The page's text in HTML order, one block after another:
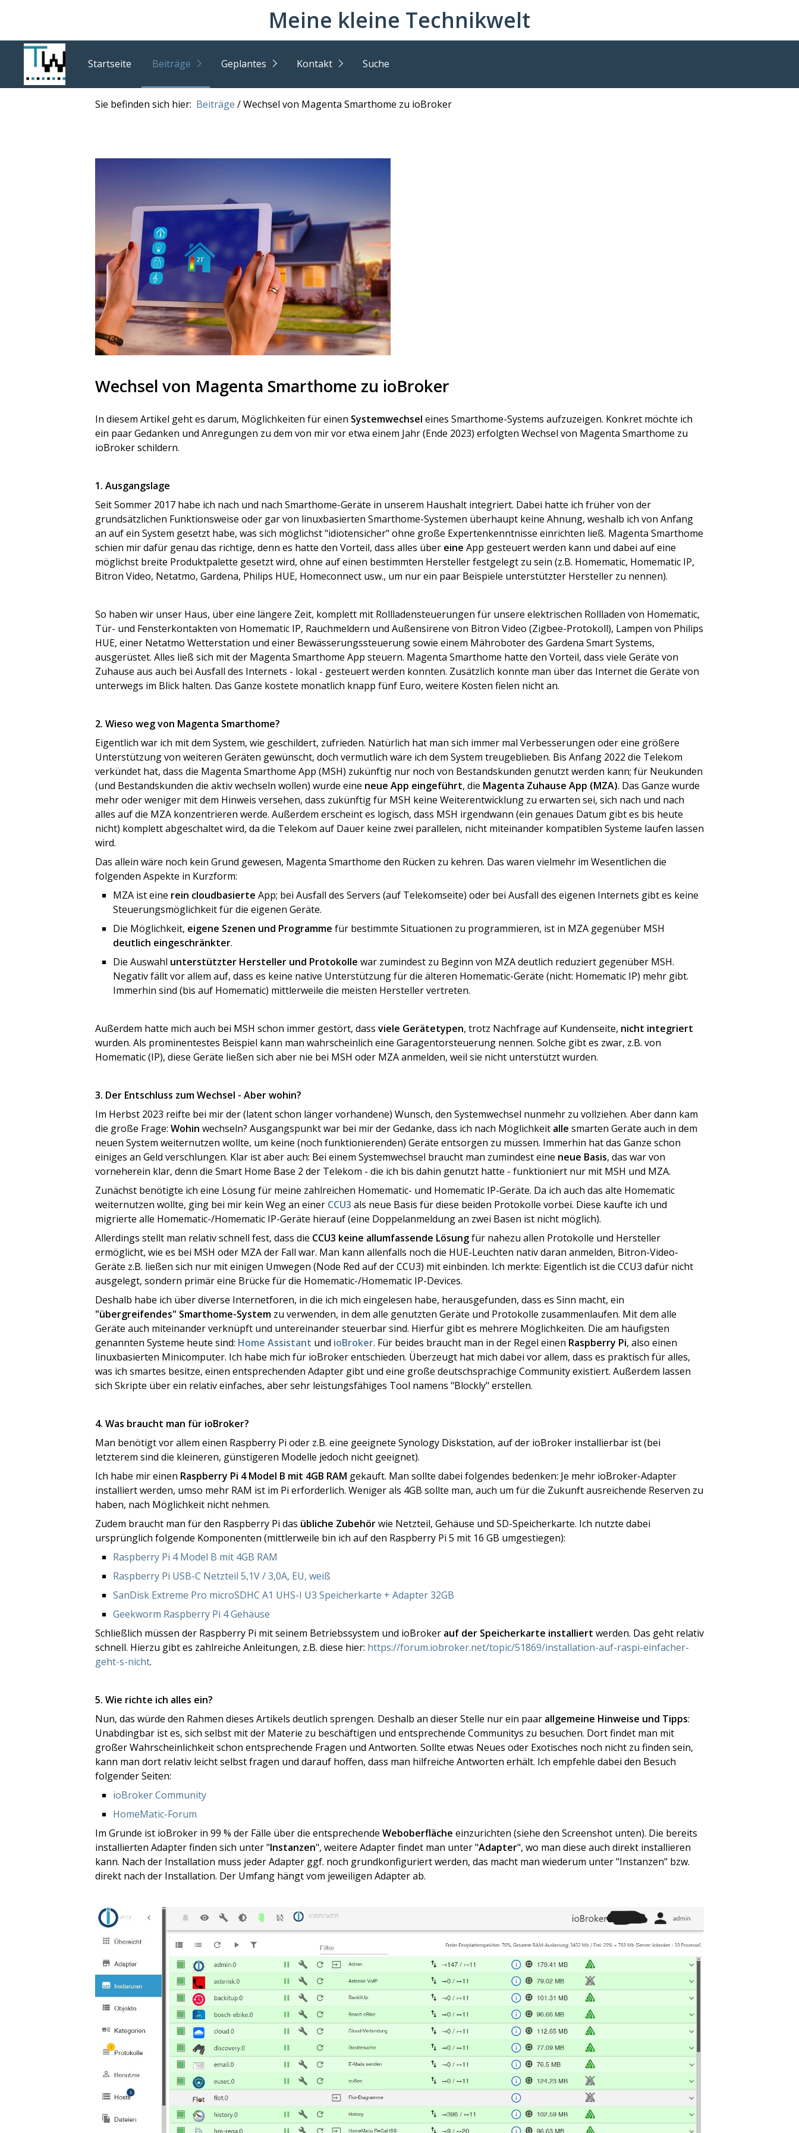
Meine kleine Technikwelt
Startseite Beiträge Geplantes Kontakt Suche
Sie befinden sich hier: Beiträge /Wechsel von Magenta Smarthome zu ioBroker
Wechsel von Magenta Smarthome zu ioBroker
In diesem Artikel geht es darum, Möglichkeiten für einen Systemwechsel eines Smarthome-Systems aufzuzeigen. Konkret möchte ich
ein paar Gedanken und Anregungen zu dem von mir vor etwa einem Jahr (Ende 2023) erfolgten Wechsel von Magenta Smarthome zu
ioBroker schildern.
​1. Ausgangslage
Seit Sommer 2017 habe ich nach und nach Smarthome-Geräte in unserem Haushalt integriert. Dabei hatte ich früher von der
grundsätzlichen Funktionsweise oder gar von linuxbasierten Smarthome-Systemen überhaupt keine Ahnung, weshalb ich von Anfang
an auf ein System gesetzt habe, was sich möglichst "idiotensicher" ohne große Expertenkenntnisse einrichten ließ. Magenta Smarthome
schien mir dafür genau das richtige, denn es hatte den Vorteil, dass alles über eine App gesteuert werden kann und dabei auf eine
möglichst breite Produktpalette gesetzt wird, ohne auf einen bestimmten Hersteller festgelegt zu sein (z.B. Homematic, Homematic IP,
Bitron Video, Netatmo, Gardena, Philips HUE, Homeconnect usw., um nur ein paar Beispiele unterstützter Hersteller zu nennen).
So haben wir unser Haus, über eine längere Zeit, komplett mit Rollladensteuerungen für unsere elektrischen Rollladen von Homematic,
Tür- und Fensterkontakten von Homematic IP, Rauchmeldern und Außensirene von Bitron Video (Zigbee-Protokoll), Lampen von Philips
HUE, einer Netatmo Wetterstation und einer Bewässerungssteuerung sowie einem Mähroboter des Gardena Smart Systems,
ausgerüstet. Alles ließ sich mit der Magenta Smarthome App steuern. Magenta Smarthome hatte den Vorteil, dass viele Geräte von
Zuhause aus auch bei Ausfall des Internets - lokal - gesteuert werden konnten. Zusätzlich konnte man über das Internet die Geräte von
unterwegs im Blick halten. Das Ganze kostete monatlich knapp fünf Euro, weitere Kosten fielen nicht an.
2. Wieso weg von Magenta Smarthome?
Eigentlich war ich mit dem System, wie geschildert, zufrieden. Natürlich hat man sich immer mal Verbesserungen oder eine größere
Unterstützung von weiteren Geräten gewünscht, doch vermutlich wäre ich dem System treugeblieben. Bis Anfang 2022 die Telekom
verkündet hat, dass die Magenta Smarthome App (MSH) zukünftig nur noch von Bestandskunden genutzt werden kann; für Neukunden
(und Bestandskunden die aktiv wechseln wollen) wurde eine neue App eingeführt, die Magenta Zuhause App (MZA). Das Ganze wurde
mehr oder weniger mit dem Hinweis versehen, dass zukünftig für MSH keine Weiterentwicklung zu erwarten sei, sich nach und nach
alles auf die MZA konzentrieren werde. Außerdem erscheint es logisch, dass MSH irgendwann (ein genaues Datum gibt es bis heute
nicht) komplett abgeschaltet wird, da die Telekom auf Dauer keine zwei parallelen, nicht miteinander kompatiblen Systeme laufen lassen
wird.
Das allein wäre noch kein Grund gewesen, Magenta Smarthome den Rücken zu kehren. Das waren vielmehr im Wesentlichen die
folgenden Aspekte in Kurzform:
MZA ist eine rein cloudbasierte App; bei Ausfall des Servers (auf Telekomseite) oder bei Ausfall des eigenen Internets gibt es keine
Steuerungsmöglichkeit für die eigenen Geräte.
Die Möglichkeit, eigene Szenen und Programme für bestimmte Situationen zu programmieren, ist in MZA gegenüber MSH
deutlich eingeschränkter.
Die Auswahl unterstützter Hersteller und Protokolle war zumindest zu Beginn von MZA deutlich reduziert gegenüber MSH.
Negativ fällt vor allem auf, dass es keine native Unterstützung für die älteren Homematic-Geräte (nicht: Homematic IP) mehr gibt.
Immerhin sind (bis auf Homematic) mittlerweile die meisten Hersteller vertreten.
Außerdem hatte mich auch bei MSH schon immer gestört, dass viele Gerätetypen, trotz Nachfrage auf Kundenseite, nicht integriert
wurden. Als prominentestes Beispiel kann man wahrscheinlich eine Garagentorsteuerung nennen. Solche gibt es zwar, z.B. von
Homematic (IP), diese Geräte ließen sich aber nie bei MSH oder MZA anmelden, weil sie nicht unterstützt wurden.
3. Der Entschluss zum Wechsel - Aber wohin?
Im Herbst 2023 reifte bei mir der (latent schon länger vorhandene) Wunsch, den Systemwechsel nunmehr zu vollziehen. Aber dann kam
die große Frage: Wohin wechseln? Ausgangspunkt war bei mir der Gedanke, dass ich nach Möglichkeit alle smarten Geräte auch in dem
neuen System weiternutzen wollte, um keine (noch funktionierenden) Geräte entsorgen zu müssen. Immerhin hat das Ganze schon
einiges an Geld verschlungen. Klar ist aber auch: Bei einem Systemwechsel braucht man zumindest eine neue Basis, das war von
vorneherein klar, denn die Smart Home Base 2 der Telekom - die ich bis dahin genutzt hatte - funktioniert nur mit MSH und MZA.
Zunächst benötigte ich eine Lösung für meine zahlreichen Homematic- und Homematic IP-Geräte. Da ich auch das alte Homematic
weiternutzen wollte, ging bei mir kein Weg an einer CCU3 als neue Basis für diese beiden Protokolle vorbei. Diese kaufte ich und
migrierte alle Homematic-/Homematic IP-Geräte hierauf (eine Doppelanmeldung an zwei Basen ist nicht möglich).
Allerdings stellt man relativ schnell fest, dass die CCU3 keine allumfassende Lösungfür nahezu allen Protokolle und Hersteller
ermöglicht, wie es bei MSH oder MZA der Fall war. Man kann allenfalls noch die HUE-Leuchten nativ daran anmelden, Bitron-Video-
Geräte z.B. ließen sich nur mit einigen Umwegen (Node Red auf der CCU3) mit einbinden. Ich merkte: Eigentlich ist die CCU3 dafür nicht
ausgelegt, sondern primär eine Brücke für die Homematic-/Homematic IP-Devices.
Deshalb habe ich über diverse Internetforen, in die ich mich eingelesen habe, herausgefunden, dass es Sinn macht, ein
"übergreifendes" Smarthome-System zu verwenden, in dem alle genutzten Geräte und Protokolle zusammenlaufen. Mit dem alle
Geräte auch miteinander verknüpft und untereinander steuerbar sind. Hierfür gibt es mehrere Möglichkeiten. Die am häufigsten
genannten Systeme heute sind: Home Assistant und ioBroker. Für beides braucht man in der Regel einen Raspberry Pi, also einen
linuxbasierten Minicomputer. Ich habe mich für ioBroker entschieden. Überzeugt hat mich dabei vor allem, dass es praktisch für alles,
was ich smartes besitze, einen entsprechenden Adapter gibt und eine große deutschsprachige Community existiert. Außerdem lassen
sich Skripte über ein relativ einfaches, aber sehr leistungsfähiges Tool namens "Blockly" erstellen.
4. Was braucht man für ioBroker?
Man benötigt vor allem einen Raspberry Pi oder z.B. eine geeignete Synology Diskstation, auf der ioBroker installierbar ist (bei
letzterem sind die kleineren, günstigeren Modelle jedoch nicht geeignet).
Ich habe mir einen Raspberry Pi 4 Model B mit 4GB RAM gekauft. Man sollte dabei folgendes bedenken: Je mehr ioBroker-Adapter
installiert werden, umso mehr RAM ist im Pi erforderlich. Weniger als 4GB sollte man, auch um für die Zukunft ausreichende Reserven zu
haben, nach Möglichkeit nicht nehmen.
Zudem braucht man für den Raspberry Pi das übliche Zubehörwie Netzteil, Gehäuse und SD-Speicherkarte. Ich nutzte dabei
ursprünglich folgende Komponenten (mittlerweile bin ich auf den Raspberry Pi 5 mit 16 GB umgestiegen):
Raspberry Pi 4 Model B mit 4GB RAM
Raspberry Pi USB-C Netzteil 5,1V / 3,0A, EU, weiß
SanDisk Extreme Pro microSDHC A1 UHS-I U3 Speicherkarte + Adapter 32GB
Geekworm Raspberry Pi 4 Gehäuse
Schließlich müssen der Raspberry Pi mit seinem Betriebssystem und ioBroker auf der Speicherkarte installiert werden. Das geht relativ
schnell. Hierzu gibt es zahlreiche Anleitungen, z.B. diese hier: https://forum.iobroker.net/topic/51869/installation-auf-raspi-einfacher-
geht-s-nicht.
5. Wie richte ich alles ein?
Nun, das würde den Rahmen dieses Artikels deutlich sprengen. Deshalb an dieser Stelle nur ein paar allgemeine Hinweise und Tipps:
Unabdingbar ist es, sich selbst mit der Materie zu beschäftigen und entsprechende Communitys zu besuchen. Dort findet man mit
großer Wahrscheinlichkeit schon entsprechende Fragen und Antworten. Sollte etwas Neues oder Exotisches noch nicht zu finden sein,
kann man dort relativ leicht selbst fragen und darauf hoffen, dass man hilfreiche Antworten erhält. Ich empfehle dabei den Besuch
folgender Seiten:
ioBroker Community
HomeMatic-Forum
Im Grunde ist ioBroker in 99 % der Fälle über die entsprechende Weboberfläche einzurichten (siehe den Screenshot unten). Die bereits
installierten Adapter finden sich unter "Instanzen", weitere Adapter findet man unter "Adapter", wo man diese auch direkt installieren
kann. Nach der Installation muss jeder Adapter ggf. noch grundkonfiguriert werden, das macht man wiederum unter "Instanzen" bzw.
direkt nach der Installation. Der Umfang hängt vom jeweiligen Adapter ab.